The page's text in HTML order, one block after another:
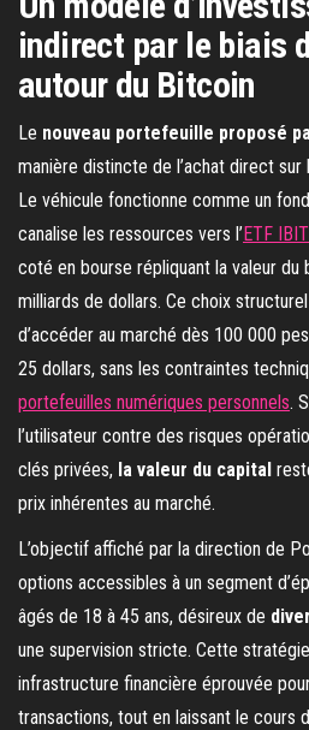
indirect par le biais
autour du Bitcoin
Le nouveau portefeuille proposé
manière distincte de l’achat direct sur
Le véhicule fonctionne comme un
canalise les ressources vers l’ETF
coté en bourse répliquant la valeur
milliards de dollars. Ce choix
d’accéder au marché dès 100 000
25 dollars, sans les contraintes
portefeuilles numériques personnels.
l’utilisateur contre des risques
clés privées, la valeur du capital
prix inhérentes au marché.
L’objectif affiché par la direction de
options accessibles à un segment
âgés de 18 à 45 ans, désireux de
une supervision stricte. Cette stratégie
infrastructure financière éprouvée
transactions, tout en laissant le cours